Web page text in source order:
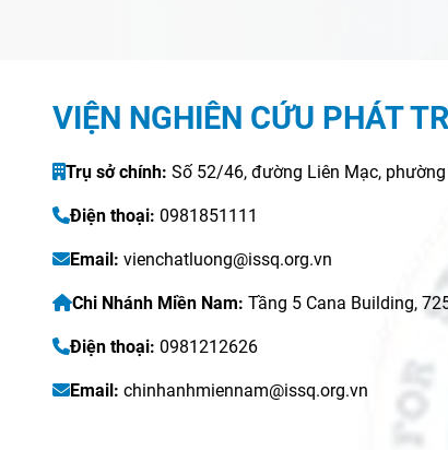
VIỆN NGHIÊN CỨU PHÁT
Trụ sở chính: Số 52/46, đường Liên Mạc,
Điện thoại: 0981851111
Email: vienchatluong@issq.org.vn
Chi Nhánh Miền Nam: Tầng 5 Cana Building,
Điện thoại: 0981212626
Email: chinhanhmiennam@issq.org.vn